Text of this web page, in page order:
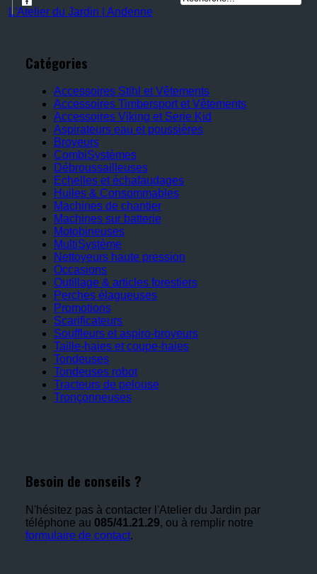
L'Atelier du Jardin | Andenne
Catégories
Accessoires Stihl et Vêtements
Accessoires Timbersport et Vêtements
Accessoires Viking et Serie Kid
Aspirateurs eau et poussières
Broyeurs
CombiSystèmes
Débroussailleuses
Echelles et échafaudages
Huiles & Consommables
Machines de chantier
Machines sur batterie
Motobineuses
MultiSystème
Nettoyeurs haute pression
Occasions
Outillage & articles forestiers
Perches élagueuses
Promotions
Scarificateurs
Souffleurs et aspiro-broyeurs
Taille-haies et coupe-haies
Tondeuses
Tondeuses robot
Tracteurs de pelouse
Tronçonneuses
Besoin de conseils ?
N'hésitez pas à contacter l'Atelier du Jardin par
téléphone au 085/41.21.29, ou à remplir notre
formulaire de contact.